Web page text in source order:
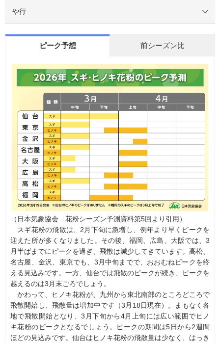
や行
ピーク予想 前シーズン比
（日本気象協会 花粉シーズン予測資料第5回より引用）
スギ花粉の飛散は、2月下旬に急増し、例年より早くピークを
迎えた所が多くなりました。その後、福岡、広島、大阪では、3
月半ばまでにピークを過ぎ、飛散は減少してきています。高松、
名古屋、金沢、東京でも、3月中旬までで、おおむねピークを終
える見込みです。一方、仙台では飛散のピークが続き、ピークを
越えるのは3月末ごろでしょう。
かわって、ヒノキ花粉が、九州から東北南部のところどころで
飛散開始し、飛散量は増加中です（3月18日現在）。まもなく各
地で飛散開始となり、3月下旬から4月上旬には広い範囲でヒノ
キ花粉のピークとなるでしょう。ピークの期間は5日から2週間
ほどの見込みです。仙台はヒノキ花粉の飛散量は少なく、はっき